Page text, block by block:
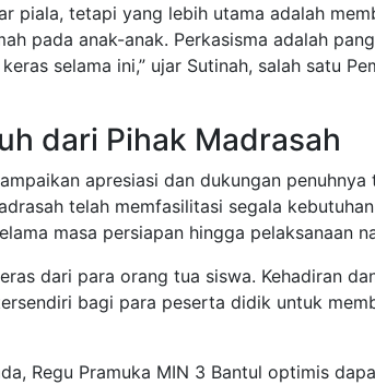
piala, tetapi yang lebih utama adalah
pada anak-anak. Perkasisma adalah
selama ini,” ujar Sutinah, salah satu
dari Pihak Madrasah
apresiasi dan dukungan
telah memfasilitasi segala
masa persiapan hingga pelaksanaan
dari para orang tua siswa. Kehadiran
bagi para peserta didik untuk
Regu Pramuka MIN 3 Bantul optimis